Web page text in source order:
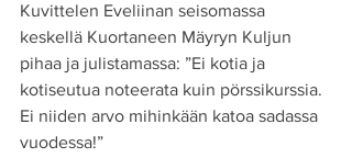
Kuvittelen Eveliinan seisomassa
keskellä Kuortaneen Mäyryn Kuljun
pihaa ja julistamassa: ”Ei kotia ja
kotiseutua noteerata kuin pörssikurssia.
Ei niiden arvo mihinkään katoa sadassa
vuodessa!”